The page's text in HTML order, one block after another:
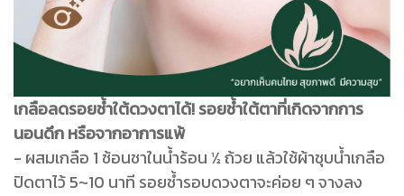
เกลือลดรอยช้ำใต้ดวงตาได้! รอยช้ำใต้ตาที่เกิดจากการ
นอนดึก หรือจากอาการแพ้
- ผสมเกลือ 1 ช้อนชาในน้ำร้อน ½ ถ้วย แล้วใช้ผ้าชุบน้ำเกลือ
ปิดตาไว้ 5~10 นาที รอยช้ำรอบดวงตาจะค่อย ๆ จางลง